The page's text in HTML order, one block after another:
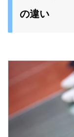
の違い